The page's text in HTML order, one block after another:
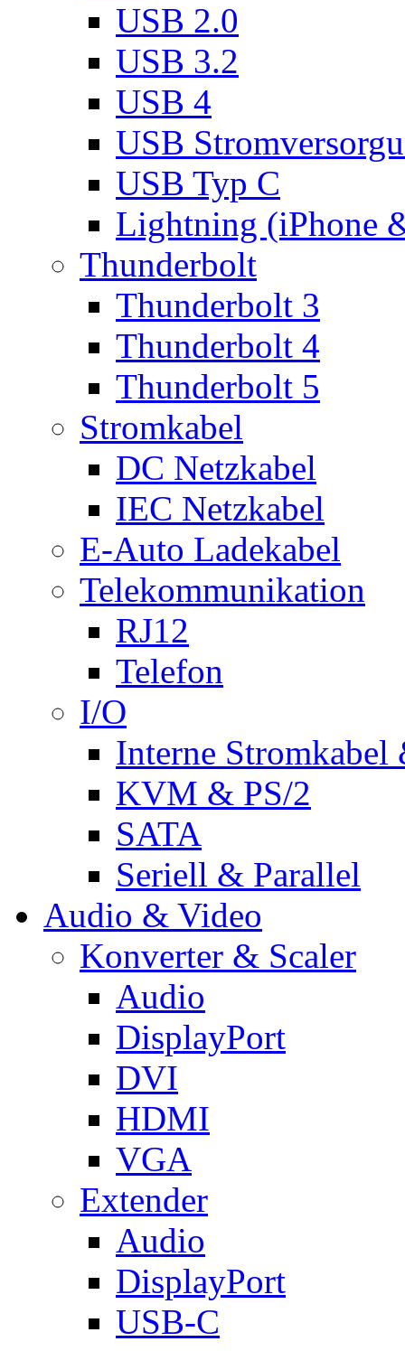
USB 2.0
USB 3.2
USB 4
USB
USB Typ C
Lightning (iPhone
Thunderbolt
Thunderbolt 3
Thunderbolt 4
Thunderbolt 5
Stromkabel
DC Netzkabel
IEC Netzkabel
E-Auto Ladekabel
Telekommunikation
RJ12
Telefon
I/O
Interne Stromkabel
KVM & PS/2
SATA
Seriell & Parallel
Audio & Video
Konverter & Scaler
Audio
DisplayPort
DVI
HDMI
VGA
Extender
Audio
DisplayPort
USB-C